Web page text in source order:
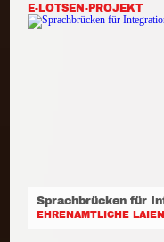
E-LOTSEN-PROJEKT
Sprachbrücken für
EHRENAMTLICHE